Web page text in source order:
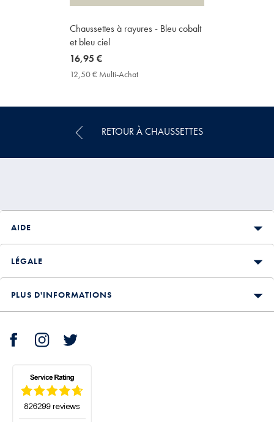
Chaussettes à rayures - Bleu cobalt
et bleu ciel
now
16,95
16,95 €
12,50 € Multi-Achat
Achat
RETOUR À CHAUSSETTES
AIDE
LÉGALE
PLUS D'INFORMATIONS